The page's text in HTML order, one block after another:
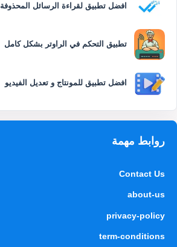
افضل تطبيق لقراءة الرسائل المحذوفة
تطبيق التحكم في الراوتر بشكل كامل
افضل تطبيق للمونتاج و تعديل الفيديو
روابط مهمة
Contact Us
about-us
privacy-policy
term-conditions